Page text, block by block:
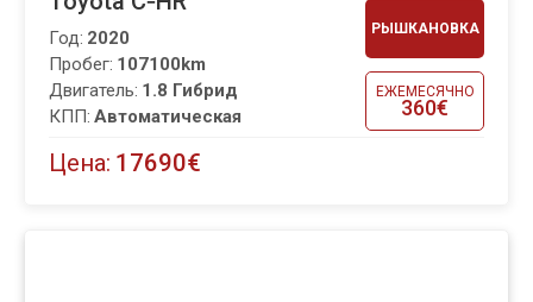
РЫШКАНОВКА
ЕЖЕМЕСЯЧНО
360€
Пробег: 107100km
Год: 2020
Двигатель: 1.8 Гибрид
КПП: Автоматическая
Цена: 17690€